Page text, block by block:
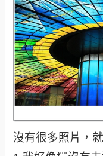
沒有很多照片，